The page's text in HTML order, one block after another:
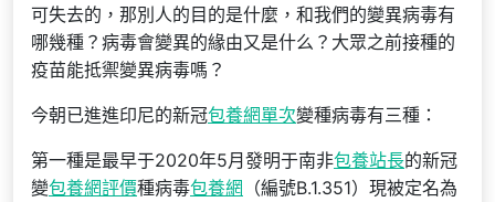
可失去的，那別人的目的是什麼，和我們的變異病毒有
哪幾種？病毒會變異的緣由又是什么？大眾之前接種的
疫苗能抵禦變異病毒嗎？
今朝已進進印尼的新冠包養網單次變種病毒有三種：
第一種是最早于2020年5月發明于南非包養站長的新冠
變包養網評價種病毒包養網 （編號B.1.351）現被定名為